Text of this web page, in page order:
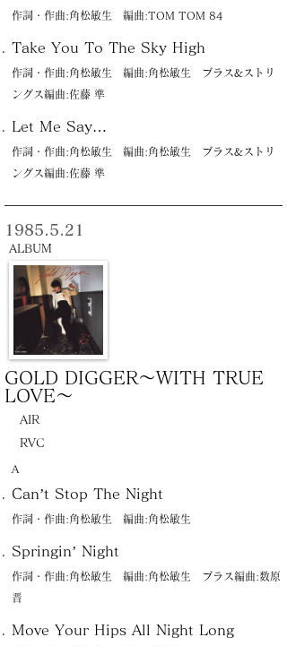
作詞・作曲:角松敏生 編曲:TOM TOM 84
Take You To The Sky High
作詞・作曲:角松敏生 編曲:角松敏生 ブラス&ストリ
ングス編曲:佐藤 準
Let Me Say…
作詞・作曲:角松敏生 編曲:角松敏生 ブラス&ストリ
ングス編曲:佐藤 準
GOLD DIGGER〜WITH TRUE
LOVE〜
1985.5.21
ALBUM
AIR
RVC
Ａ
Can’t Stop The Night
作詞・作曲:角松敏生 編曲:角松敏生
Springin’ Night
作詞・作曲:角松敏生 編曲:角松敏生 ブラス編曲:数原
晋
Move Your Hips All Night Long